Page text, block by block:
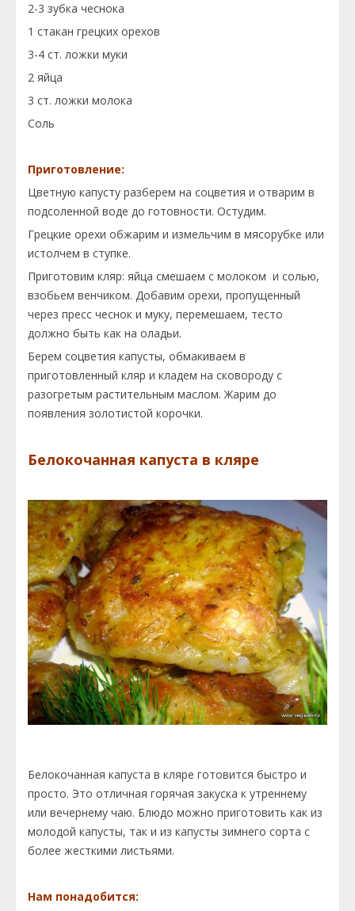
2-3 зубка чеснока
1 стакан грецких орехов
3-4 ст. ложки муки
2 яйца
3 ст. ложки молока
Соль
Приготовление:
Цветную капусту разберем на соцветия и отварим в
подсоленной воде до готовности. Остудим.
Грецкие орехи обжарим и измельчим в мясорубке или
истолчем в ступке.
Приготовим кляр: яйца смешаем с молоком и солью,
взобьем венчиком. Добавим орехи, пропущенный
через пресс чеснок и муку, перемешаем, тесто
должно быть как на оладьи.
Берем соцветия капусты, обмакиваем в
приготовленный кляр и кладем на сковороду с
разогретым растительным маслом. Жарим до
появления золотистой корочки.
Белокочанная капуста в кляре
Белокочанная капуста в кляре готовится быстро и
просто. Это отличная горячая закуска к утреннему
или вечернему чаю. Блюдо можно приготовить как из
молодой капусты, так и из капусты зимнего сорта с
более жесткими листьями.
Нам понадобится: